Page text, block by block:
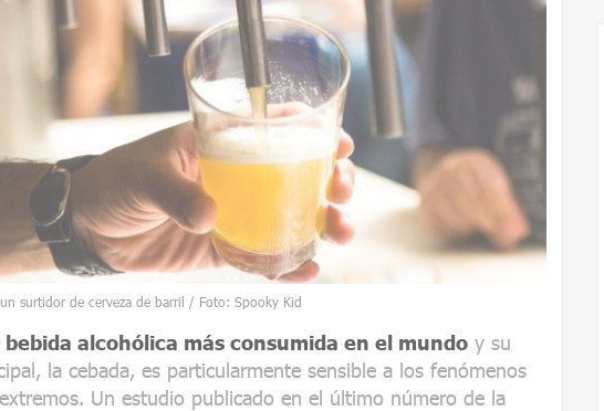
surtidor de cerveza de barril / Foto: Spooky Kid
bebida alcohólica más consumida en el mundo y su
la cebada, es particularmente sensible a los fenómenos
Un estudio publicado en el último número de la